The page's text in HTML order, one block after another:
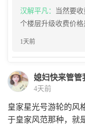
汉解平凡：
当然要
个楼层升级收费价格
1天前
媳妇快来管管
4天前
皇家星光号游轮的风
于皇家风范那种，就